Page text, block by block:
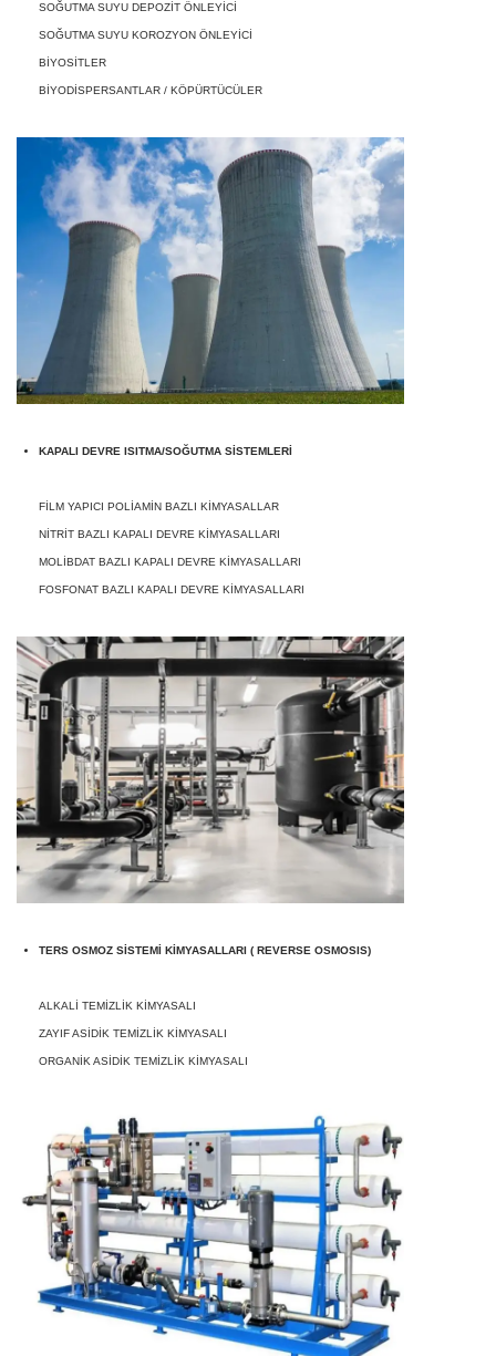
SOĞUTMA SUYU DEPOZİT ÖNLEYİCİ
SOĞUTMA SUYU KOROZYON ÖNLEYİCİ
BİYOSİTLER
BİYODİSPERSANTLAR / KÖPÜRTÜCÜLER
KAPALI DEVRE ISITMA/SOĞUTMA SİSTEMLERİ
FİLM YAPICI POLİAMİN BAZLI KİMYASALLAR
NİTRİT BAZLI KAPALI DEVRE KİMYASALLARI
MOLİBDAT BAZLI KAPALI DEVRE KİMYASALLARI
FOSFONAT BAZLI KAPALI DEVRE KİMYASALLARI
TERS OSMOZ SİSTEMİ KİMYASALLARI ( REVERSE OSMOSIS)
ALKALİ TEMİZLİK KİMYASALI
ZAYIF ASİDİK TEMİZLİK KİMYASALI
ORGANİK ASİDİK TEMİZLİK KİMYASALI